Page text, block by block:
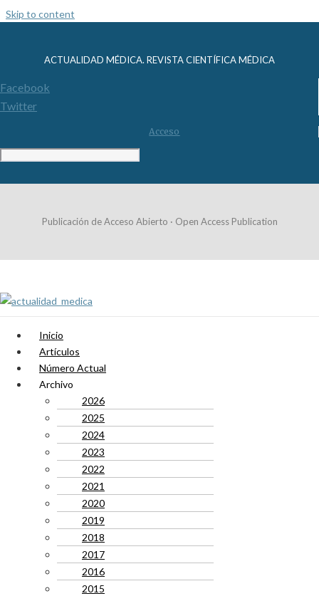
Skip to content
ACTUALIDAD MÉDICA. REVISTA CIENTÍFICA MÉDICA
Facebook
Twitter
Acceso
Publicación de Acceso Abierto · Open Access Publication
Inicio
Artículos
Número Actual
Archivo
2026
2025
2024
2023
2022
2021
2020
2019
2018
2017
2016
2015